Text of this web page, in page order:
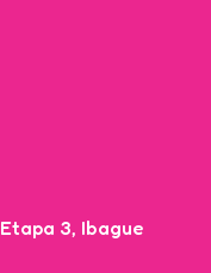
3, Ibague